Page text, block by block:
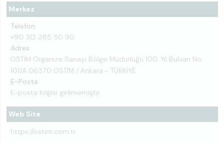
Merkez
Telefon
+90 312 385 50 90
Adres
OSTİM Organize Sanayi Bölge Müdürlüğü 100. Yıl Bulvarı No:
101/A 06370 OSTİM / Ankara - TÜRKİYE
E-Posta
E-posta bilgisi girilmemiştir.
Web Site
https://ostim.com.tr